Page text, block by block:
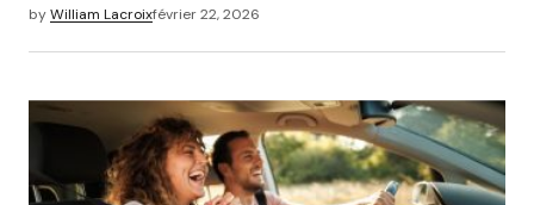
byWilliam Lacroixfévrier 22, 2026